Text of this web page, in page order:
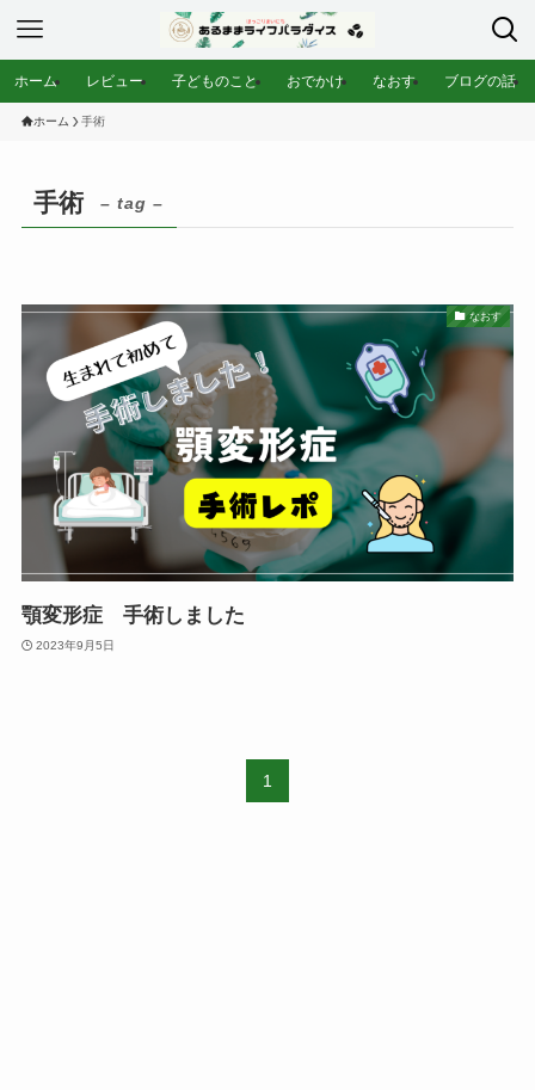
ホーム レビュー 子どものこと おでかけ なおす ブログの話
ホーム 手術
手術 – tag –
なおす
顎変形症 手術しました
2023年9月5日
1